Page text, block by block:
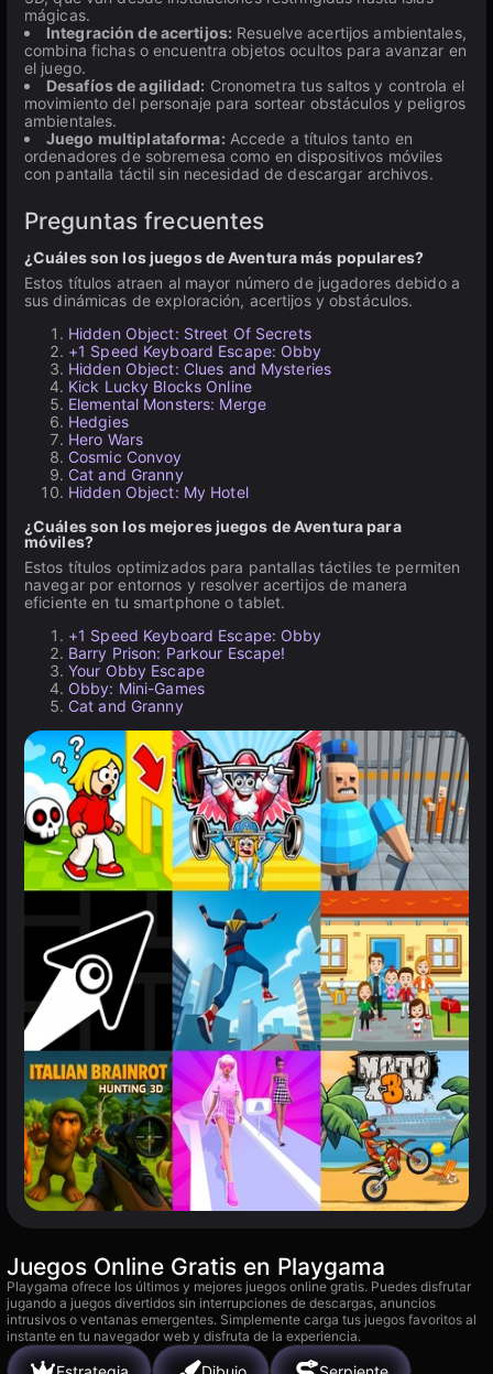
mágicas.
Integración de acertijos: Resuelve acertijos ambientales,
combina fichas o encuentra objetos ocultos para avanzar en
el juego.
Desafíos de agilidad: Cronometra tus saltos y controla el
movimiento del personaje para sortear obstáculos y peligros
ambientales.
Juego multiplataforma: Accede a títulos tanto en
ordenadores de sobremesa como en dispositivos móviles
con pantalla táctil sin necesidad de descargar archivos.
Preguntas frecuentes
¿Cuáles son los juegos de Aventura más populares?
Estos títulos atraen al mayor número de jugadores debido a
sus dinámicas de exploración, acertijos y obstáculos.
Hidden Object: Street Of Secrets
+1 Speed Keyboard Escape: Obby
Hidden Object: Clues and Mysteries
Kick Lucky Blocks Online
Elemental Monsters: Merge
Hedgies
Hero Wars
Cosmic Convoy
Cat and Granny
Hidden Object: My Hotel
¿Cuáles son los mejores juegos de Aventura para
móviles?
Estos títulos optimizados para pantallas táctiles te permiten
navegar por entornos y resolver acertijos de manera
eficiente en tu smartphone o tablet.
+1 Speed Keyboard Escape: Obby
Barry Prison: Parkour Escape!
Your Obby Escape
Obby: Mini-Games
Cat and Granny
Juegos Online Gratis en Playgama
Playgama ofrece los últimos y mejores juegos online gratis. Puedes disfrutar
jugando a juegos divertidos sin interrupciones de descargas, anuncios
intrusivos o ventanas emergentes. Simplemente carga tus juegos favoritos al
instante en tu navegador web y disfruta de la experiencia.